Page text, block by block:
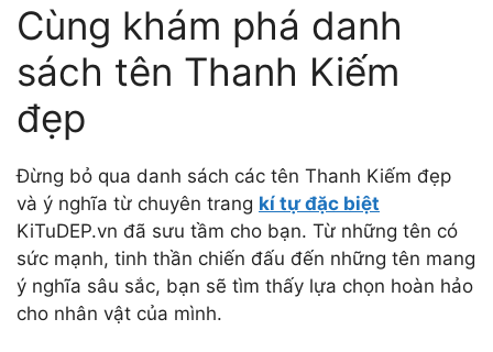
Cùng khám phá danh
sách tên Thanh Kiếm
đẹp
Đừng bỏ qua danh sách các tên Thanh Kiếm đẹp
và ý nghĩa từ chuyên trang kí tự đặc biệt
KiTuDEP.vn đã sưu tầm cho bạn. Từ những tên có
sức mạnh, tinh thần chiến đấu đến những tên mang
ý nghĩa sâu sắc, bạn sẽ tìm thấy lựa chọn hoàn hảo
cho nhân vật của mình.